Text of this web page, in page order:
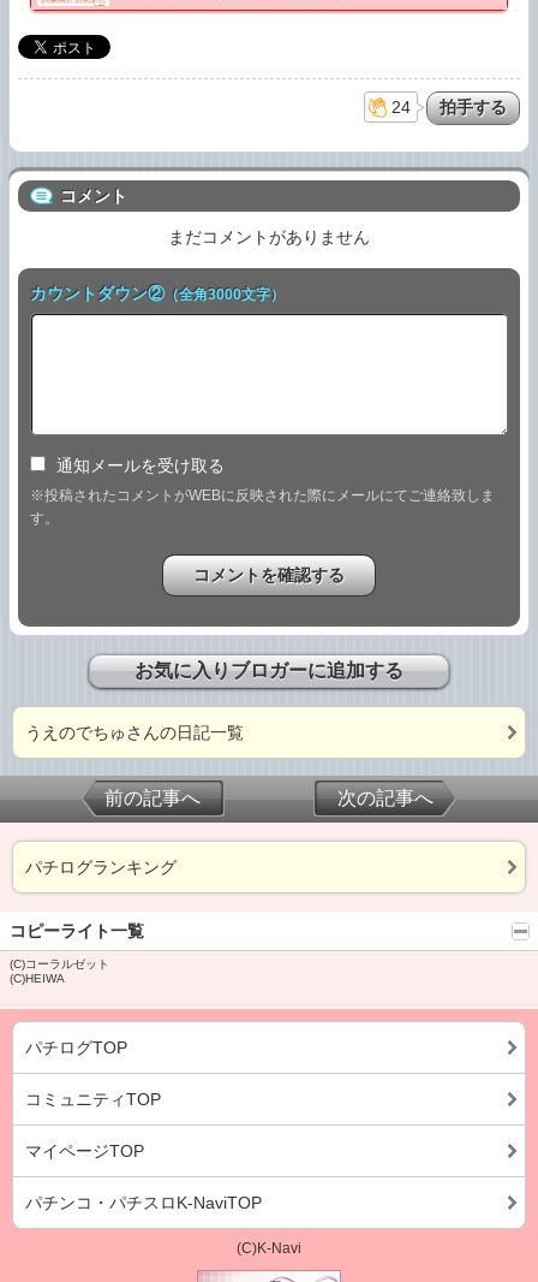
24
コメント
まだコメントがありません
カウントダウン② （全角3000文字）
通知メールを受け取る
※投稿されたコメントがWEBに反映された際にメールにてご連絡致しま
す。
お気に入りブロガーに追加する
うえのでちゅさんの日記一覧
前の記事へ 次の記事へ
パチログランキング
コピーライト一覧
(C)コーラルゼット
(C)HEIWA
パチログTOP
コミュニティTOP
マイページTOP
パチンコ・パチスロK-NaviTOP
(C)K-Navi